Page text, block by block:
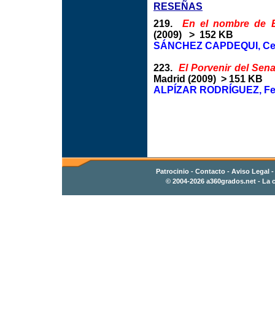
RESEÑAS
219.En el nombre de
(2009) > 152 KB
SÁNCHEZ CAPDEQUI,
223.El Porvenir del
Madrid (2009) > 151 KB
ALPÍZAR RODRÍGUEZ,
Patrocinio- Contacto- Aviso Legal -
© 2004-2026 a360grados.net- La